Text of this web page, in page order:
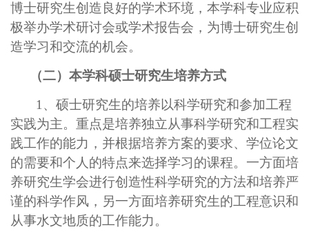
博士研究生创造良好的学术环境，本学科专业应积
极举办学术研讨会或学术报告会，为博士研究生创
造学习和交流的机会。
（二）本学科硕士研究生培养方式
1、硕士研究生的培养以科学研究和参加工程
实践为主。重点是培养独立从事科学研究和工程实
践工作的能力，并根据培养方案的要求、学位论文
的需要和个人的特点来选择学习的课程。一方面培
养研究生学会进行创造性科学研究的方法和培养严
谨的科学作风，另一方面培养研究生的工程意识和
从事水文地质的工作能力。